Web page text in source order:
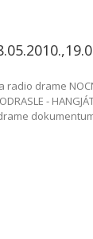
drame
-